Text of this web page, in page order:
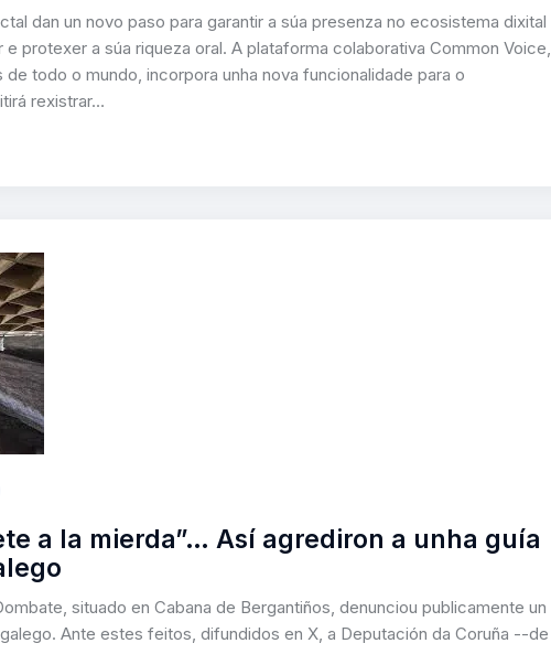
dan un novo paso para garantir a súa presenza no ecosistema dixital
protexer a súa riqueza oral. A plataforma colaborativa Common Voice,
todo o mundo, incorpora unha nova funcionalidade para o
rexistrar…
a la mierda”… Así agrediron a unha guía
situado en Cabana de Bergantiños, denunciou publicamente un
Ante estes feitos, difundidos en X, a Deputación da Coruña --de